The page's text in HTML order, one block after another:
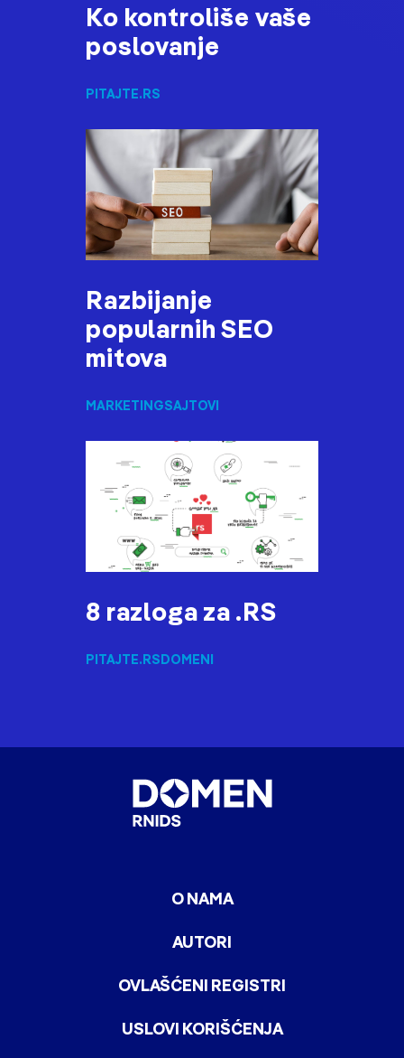
Ko kontroliše vaše
poslovanje
PITAJTE.RS
Razbijanje
popularnih SEO
mitova
MARKETINGSAJTOVI
8 razloga za .RS
PITAJTE.RSDOMENI
O NAMA
AUTORI
OVLAŠĆENI REGISTRI
USLOVI KORIŠĆENJA